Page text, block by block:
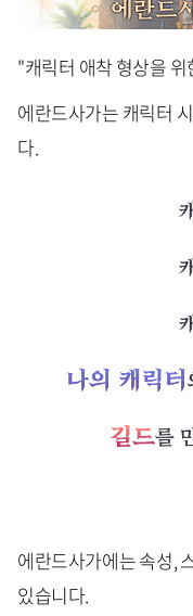
"캐릭터 애착 형상을
에란드사가는 캐릭터
다.
에란드사가에는 속성,
있습니다.